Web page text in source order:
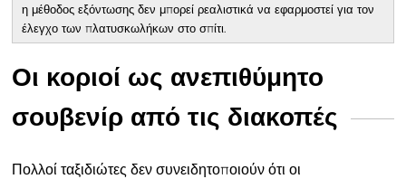
η μέθοδος εξόντωσης δεν μπορεί ρεαλιστικά να εφαρμοστεί για τον
έλεγχο των πλατυσκωλήκων στο σπίτι.
Οι κοριοί ως ανεπιθύμητο
σουβενίρ από τις διακοπές
Πολλοί ταξιδιώτες δεν συνειδητοποιούν ότι οι